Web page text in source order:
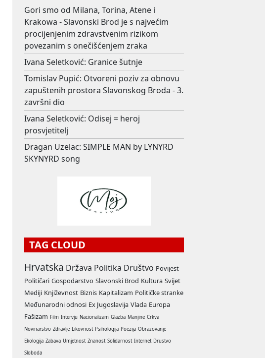
Gori smo od Milana, Torina, Atene i
Krakowa - Slavonski Brod je s najvećim
procijenjenim zdravstvenim rizikom
povezanim s onečišćenjem zraka
Ivana Seletković: Granice šutnje
Tomislav Pupić: Otvoreni poziv za obnovu
zapuštenih prostora Slavonskog Broda - 3.
završni dio
Ivana Seletković: Odisej = heroj
prosvjetitelj
Dragan Uzelac: SIMPLE MAN by LYNYRD
SKYNYRD song
TAG CLOUD
Hrvatska Država Politika Društvo Povijest
Političari Gospodarstvo Slavonski Brod Kultura Svijet
Mediji Književnost Biznis Kapitalizam Političke stranke
Međunarodni odnosi Ex Jugoslavija Vlada Europa
Fašizam Film Intervju Nacionalizam Glazba Manjine Crkva
Novinarstvo Zdravlje Likovnost Psihologija Poezija Obrazovanje
Ekologija Zabava Umjetnost Znanost Solidarnost Internet Drustvo
Sloboda